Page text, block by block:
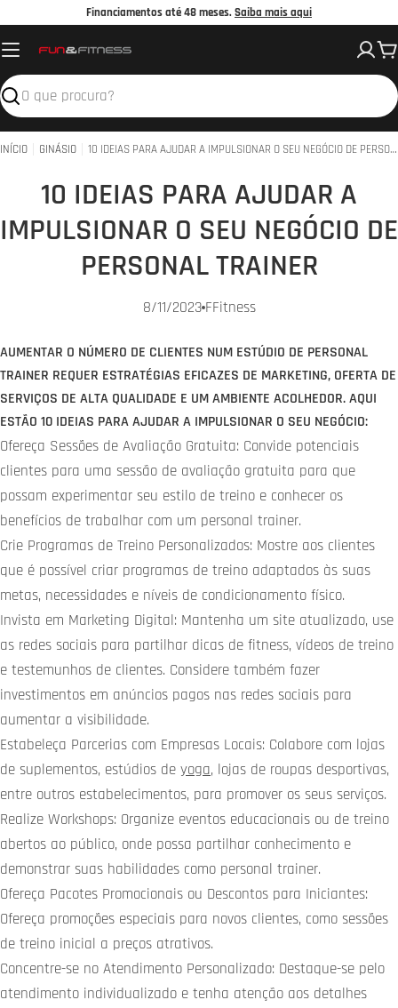
o
conteúdo
Financiamentos até 48 meses.Saiba mais aqui
Pesquisar
INÍCIO GINÁSIO 10 IDEIAS PARA AJUDAR A IMPULSIONAR O SEU NEGÓCIO DE PERSONAL TRAINER
10 IDEIAS PARA AJUDAR A
IMPULSIONAR O SEU NEGÓCIO DE
PERSONAL TRAINER
8/11/2023FFitness
AUMENTAR O NÚMERO DE CLIENTES NUM ESTÚDIO DE PERSONAL
TRAINER REQUER ESTRATÉGIAS EFICAZES DE MARKETING, OFERTA DE
SERVIÇOS DE ALTA QUALIDADE E UM AMBIENTE ACOLHEDOR. AQUI
ESTÃO 10 IDEIAS PARA AJUDAR A IMPULSIONAR O SEU NEGÓCIO:
Ofereça Sessões de Avaliação Gratuita: Convide potenciais
clientes para uma sessão de avaliação gratuita para que
possam experimentar seu estilo de treino e conhecer os
benefícios de trabalhar com um personal trainer.
Crie Programas de Treino Personalizados: Mostre aos clientes
que é possível criar programas de treino adaptados às suas
metas, necessidades e níveis de condicionamento físico.
Invista em Marketing Digital: Mantenha um site atualizado, use
as redes sociais para partilhar dicas de fitness, vídeos de treino
e testemunhos de clientes. Considere também fazer
investimentos em anúncios pagos nas redes sociais para
aumentar a visibilidade.
Estabeleça Parcerias com Empresas Locais: Colabore com lojas
de suplementos, estúdios de yoga, lojas de roupas desportivas,
entre outros estabelecimentos, para promover os seus serviços.
Realize Workshops: Organize eventos educacionais ou de treino
abertos ao público, onde possa partilhar conhecimento e
demonstrar suas habilidades como personal trainer.
Ofereça Pacotes Promocionais ou Descontos para Iniciantes:
Ofereça promoções especiais para novos clientes, como sessões
de treino inicial a preços atrativos.
Concentre-se no Atendimento Personalizado: Destaque-se pelo
atendimento individualizado e tenha atenção aos detalhes